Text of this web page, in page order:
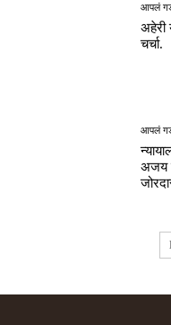
आपलं
अहेरी
चर्चा.
आपलं
अजय